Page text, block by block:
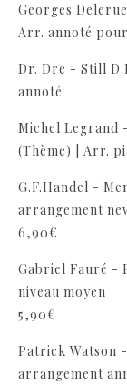
Georges
Arr. annoté
Dr. Dre - Still
annoté
Michel Legrand
(Thème) | Arr.
G.F.Handel -
arrangement
6,90€
Gabriel Fauré -
niveau moyen
5,90€
Patrick Watson -
arrangement